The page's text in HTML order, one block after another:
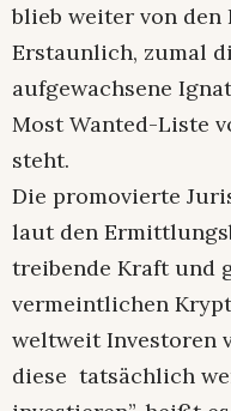
blieb weiter von den
Erstaunlich, zumal
aufgewachsene
Most Wanted-Liste
steht.
Die promovierte
laut den
treibende Kraft und
vermeintlichen
weltweit Investoren
diese tatsächlich